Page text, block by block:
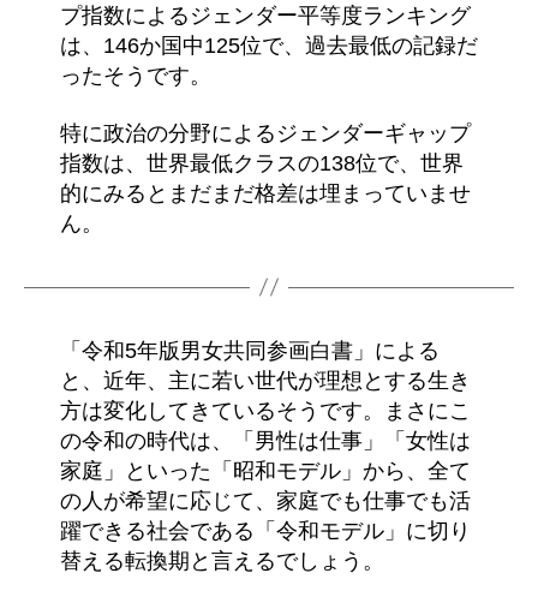
プ指数によるジェンダー平等度ランキング
は、146か国中125位で、過去最低の記録だ
ったそうです。
特に政治の分野によるジェンダーギャップ
指数は、世界最低クラスの138位で、世界
的にみるとまだまだ格差は埋まっていませ
ん。
「令和5年版男女共同参画白書」による
と、近年、主に若い世代が理想とする生き
方は変化してきているそうです。まさにこ
の令和の時代は、「男性は仕事」「女性は
家庭」といった「昭和モデル」から、全て
の人が希望に応じて、家庭でも仕事でも活
躍できる社会である「令和モデル」に切り
替える転換期と言えるでしょう。